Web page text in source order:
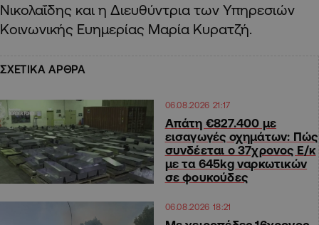
Νικολαΐδης και η Διευθύντρια των Υπηρεσιών
Κοινωνικής Ευημερίας Μαρία Κυρατζή.
ΣΧΕΤΙΚΑ ΑΡΘΡΑ
06.08.2026 21:17
Απάτη €827.400 με
εισαγωγές οχημάτων: Πώς
συνδέεται ο 37χρονος Ε/κ
με τα 645kg ναρκωτικών
σε φουκούδες
06.08.2026 18:21